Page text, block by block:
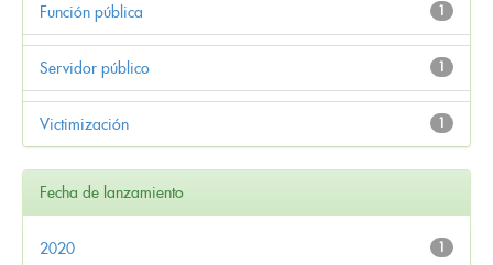
1
Función pública
1
Servidor público
1
Victimización
Fecha de lanzamiento
1
2020